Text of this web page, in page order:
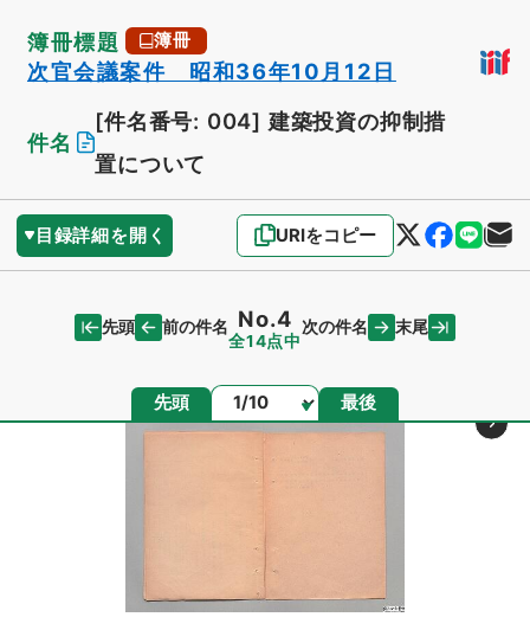
簿冊標題 簿冊
次官会議案件 昭和36年10月12日
件名
[件名番号: 004] 建築投資の抑制措
置について
目録詳細を開く URIをコピー
先頭 前の件名 No.4
全14点中
次の件名 末尾
先頭 ページ 最後